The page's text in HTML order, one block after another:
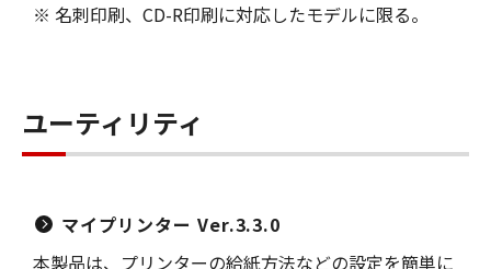
※ 名刺印刷、CD-R印刷に対応したモデルに限る。
ユーティリティ
マイプリンター Ver.3.3.0
本製品は、プリンターの給紙方法などの設定を簡単に